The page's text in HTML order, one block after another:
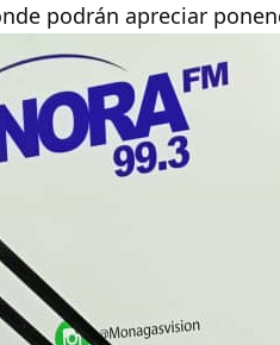
podrán apreciar